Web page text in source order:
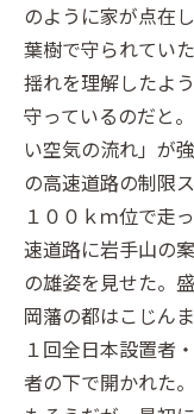
のように家が点在
葉樹で守られてい
揺れを理解したよ
守っているのだと
い空気の流れ」が
の高速道路の制限
１００ｋｍ位で走
速道路に岩手山の
の雄姿を見せた。
岡藩の都はこじん
１回全日本設置者
者の下で開かれた